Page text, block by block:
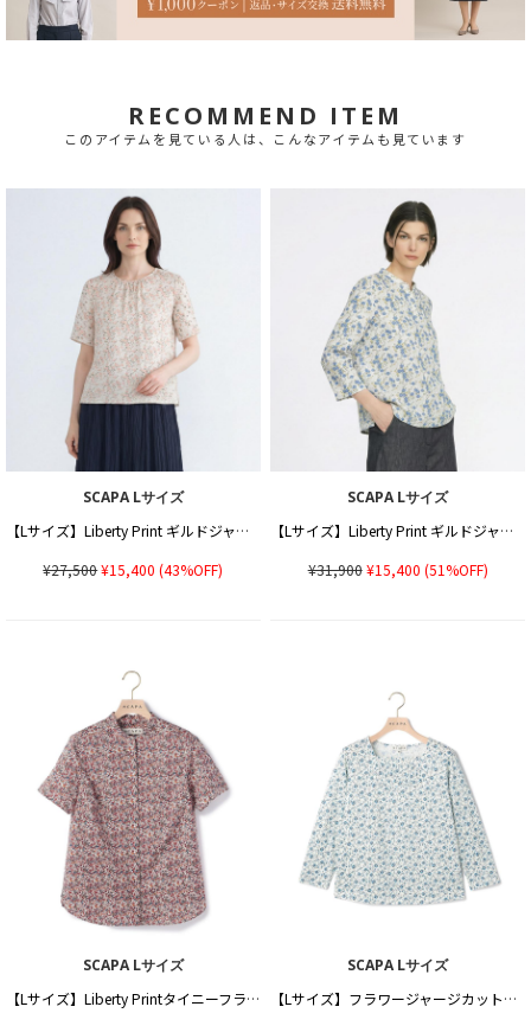
RECOMMEND ITEM
このアイテムを見ている人は、こんなアイテムも見ています
SCAPA Lサイズ
【Lサイズ】Liberty Print ギルドジャージシャーリングカットソー
¥27,500¥15,400 (43%OFF)
SCAPA Lサイズ
【Lサイズ】Liberty Print ギルドジャージ衿付きカットソー
¥31,900¥15,400 (51%OFF)
SCAPA Lサイズ
【Lサイズ】Liberty Printタイニーフラワーブラウス
SCAPA Lサイズ
【Lサイズ】フラワージャージカットソー